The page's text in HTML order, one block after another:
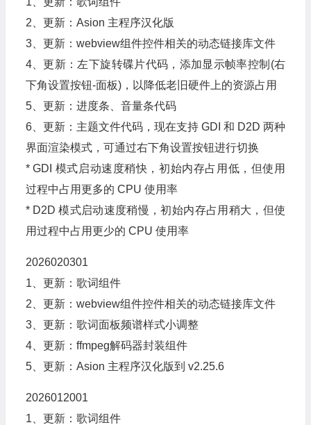
2、更新：Asion 主程序汉化版
3、更新：webview组件控件相关的动态链接库文件
4、更新：左下旋转碟片代码，添加显示帧率控制(右
下角设置按钮-面板)，以降低老旧硬件上的资源占用
5、更新：进度条、音量条代码
6、更新：主题文件代码，现在支持 GDI 和 D2D 两种
界面渲染模式，可通过右下角设置按钮进行切换
* GDI 模式启动速度稍快，初始内存占用低，但使用
过程中占用更多的 CPU 使用率
* D2D 模式启动速度稍慢，初始内存占用稍大，但使
用过程中占用更少的 CPU 使用率
2026020301
1、更新：歌词组件
2、更新：webview组件控件相关的动态链接库文件
3、更新：歌词面板频谱样式小调整
4、更新：ffmpeg解码器封装组件
5、更新：Asion 主程序汉化版到 v2.25.6
2026012001
1、更新：歌词组件